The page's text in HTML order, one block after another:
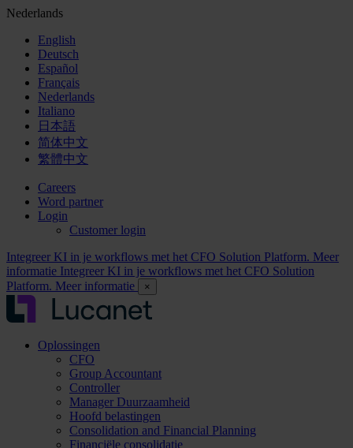
Nederlands
English
Deutsch
Español
Français
Nederlands
Italiano
日本語
简体中文
繁體中文
Careers
Word partner
Login
Customer login
Integreer KI in je workflows met het CFO Solution Platform. Meer
informatie Integreer KI in je workflows met het CFO Solution
Platform. Meer informatie
×
Oplossingen
CFO
Group Accountant
Controller
Manager Duurzaamheid
Hoofd belastingen
Consolidation and Financial Planning
Financiële consolidatie